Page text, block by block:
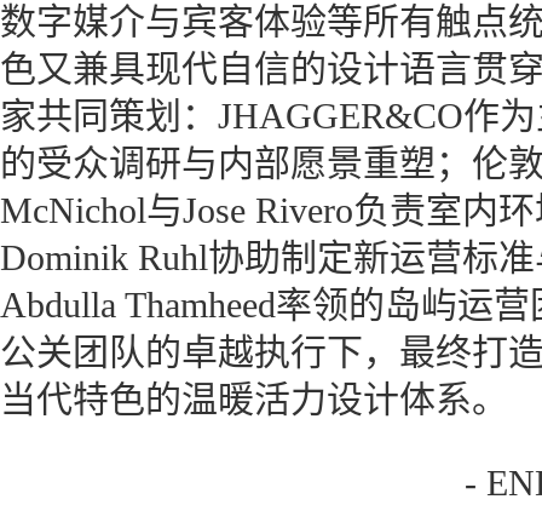
数字媒介与宾客体验等所有触点
色又兼具现代自信的设计语言贯
家共同策划：JHAGGER&CO作
的受众调研与内部愿景重塑；伦
McNichol与Jose Rivero负责室内
Dominik Ruhl协助制定新运营标
Abdulla Thamheed率领的岛屿运
公关团队的卓越执行下，最终打
当代特色的温暖活力设计体系。
-